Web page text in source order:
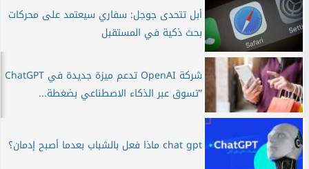
أبل تتحدى جوجل: سفاري سيعتمد على محركات
بحث ذكية في المستقبل
شركة OpenAI تدعم ميزة جديدة في ChatGPT
”تسوق عبر الذكاء الاصطناعي بضغطة...
chat gpt ماذا فعل بالشباب بعدما أصبح إدمان؟